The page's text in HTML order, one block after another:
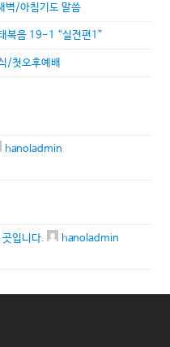
/아침기도 말씀
복음 19-1 “실전편1”
/첫오후예배
hanoladmin
입니다.
hanoladmin